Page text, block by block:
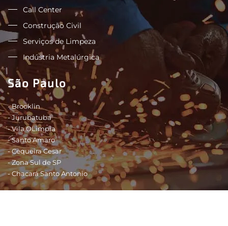
Call Center
Construção Civil
Serviços de Limpeza
Indústria Metalúrgica
São Paulo
- Brooklin
- Jurubatuba
- Vila OLimpia
- Santo Amaro
- Cequeira Cesar
- Zona Sul de SP
- Chacará Santo Antonio